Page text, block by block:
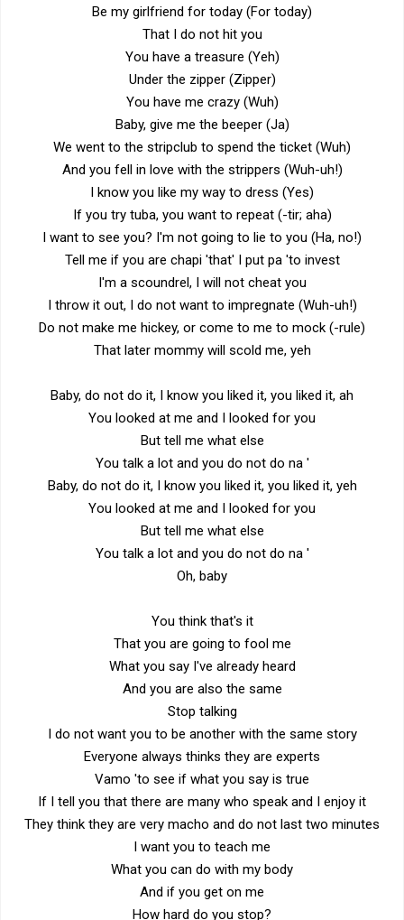
Be my girlfriend for today (For today)
That I do not hit you
You have a treasure (Yeh)
Under the zipper (Zipper)
You have me crazy (Wuh)
Baby, give me the beeper (Ja)
We went to the stripclub to spend the ticket (Wuh)
And you fell in love with the strippers (Wuh-uh!)
I know you like my way to dress (Yes)
If you try tuba, you want to repeat (-tir; aha)
I want to see you? I'm not going to lie to you (Ha, no!)
Tell me if you are chapi 'that' I put pa 'to invest
I'm a scoundrel, I will not cheat you
I throw it out, I do not want to impregnate (Wuh-uh!)
Do not make me hickey, or come to me to mock (-rule)
That later mommy will scold me, yeh
Baby, do not do it, I know you liked it, you liked it, ah
You looked at me and I looked for you
But tell me what else
You talk a lot and you do not do na '
Baby, do not do it, I know you liked it, you liked it, yeh
You looked at me and I looked for you
But tell me what else
You talk a lot and you do not do na '
Oh, baby
You think that's it
That you are going to fool me
What you say I've already heard
And you are also the same
Stop talking
I do not want you to be another with the same story
Everyone always thinks they are experts
Vamo 'to see if what you say is true
If I tell you that there are many who speak and I enjoy it
They think they are very macho and do not last two minutes
I want you to teach me
What you can do with my body
And if you get on me
How hard do you stop?